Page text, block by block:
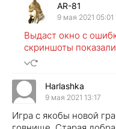
AR-81
9 мая 2021 05:01
Выдаст окно с
скриншоты
Harlashka
9 мая 2021 13:17
Игра с якобы новой